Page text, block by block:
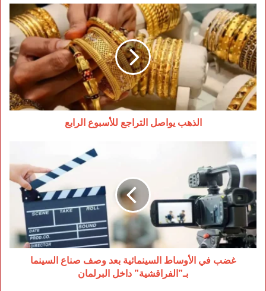
الذهب
يواصل
التراجع
للأسبوع
الرابع
الذهب يواصل التراجع للأسبوع الرابع
غضب
في
الأوساط
السينمائية
بعد
وصف
صناع
السينما
بـ”الفراقشية”
داخلغضب في الأوساط السينمائية بعد وصف صناع السينما
بـ”الفراقشية” داخل البرلمان